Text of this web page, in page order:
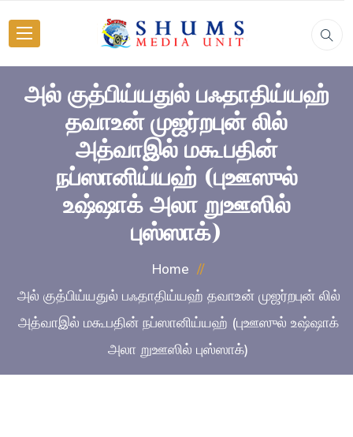
அல் குத்பிய்யதுல் பஃதாதிய்யஹ்
தவாஉன் முஜர்றபுன் லில்
அத்வாஇல் மகூபதின்
நப்ஸானிய்யஹ் (புஊஸுல்
உஷ்ஷாக் அலா றுஊஸில்
புஸ்ஸாக்)
Home
அல் குத்பிய்யதுல் பஃதாதிய்யஹ் தவாஉன் முஜர்றபுன் லில்
அத்வாஇல் மகூபதின் நப்ஸானிய்யஹ் (புஊஸுல் உஷ்ஷாக்
அலா றுஊஸில் புஸ்ஸாக்)